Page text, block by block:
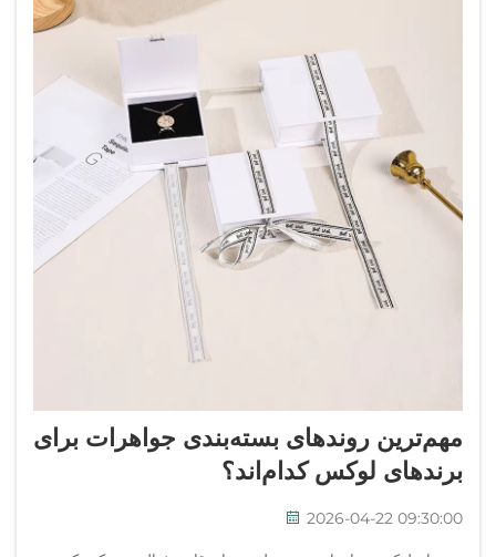
مهم‌ترین روندهای بسته‌بندی جواهرات برای
برندهای لوکس کدام‌اند؟
2026-04-22 09:30:00